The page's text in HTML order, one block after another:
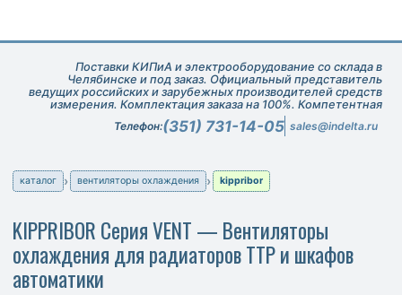
Поставки КИПиА и электрооборудование со склада в
Челябинске и под заказ. Официальный представитель
ведущих российских и зарубежных производителей средств
измерения. Комплектация заказа на 100%. Компетентная
техническая поддержка при подборе оборудования.
Телефон:(351) 731-14-05 sales@indelta.ru
каталог вентиляторы охлаждения kippribor
KIPPRIBOR Серия VENT — Вентиляторы
охлаждения для радиаторов ТТР и шкафов
автоматики